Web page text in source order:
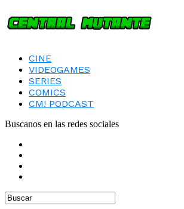
CINE
VIDEOGAMES
SERIES
COMICS
CM! PODCAST
Buscanos en las redes sociales